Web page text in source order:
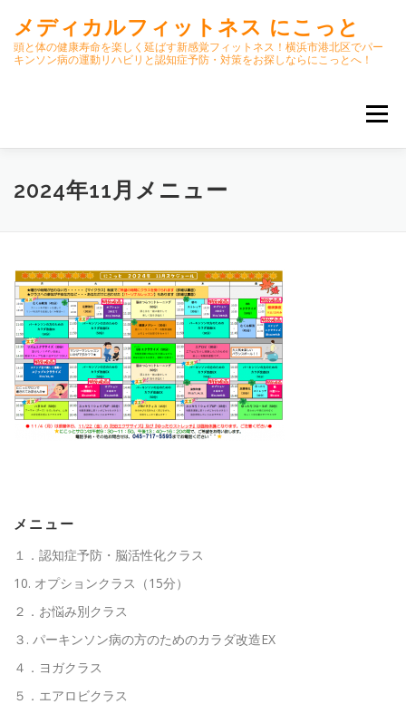
ッ
メディカルフィットネス にこっと
頭と体の健康寿命を楽しく延ばす新感覚フィットネス！横浜市港北区でパー
キンソン病の運動リハビリと認知症予防・対策をお探しならにこっとへ！
メニュー
ホーム ごあいさつ
オンラインクラス(GOOGLE MEET)
パーキンソン体操リハビリ動画DVD
スタッフ紹介／求人情報
よくある質問(FAQ) アクセス・お問合せ
2024年11月メニュー
メニュー
１．認知症予防・脳活性化クラス
10. オプションクラス（15分）
２．お悩み別クラス
３. パーキンソン病の方のためのカラダ改造EX
４．ヨガクラス
５．エアロビクラス